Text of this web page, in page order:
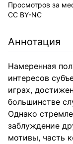
Просмотров за
CC BY-NC
Аннотация
Намеренная
интересов
играх,
большинстве
Однако
заблуждение
мотивы, часть